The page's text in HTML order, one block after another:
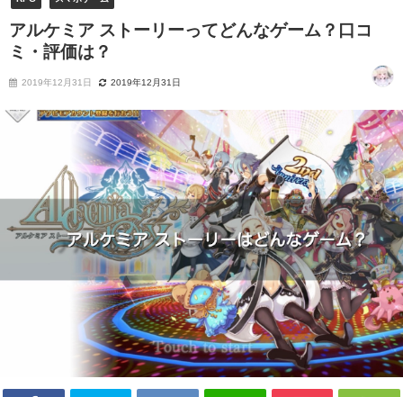
アルケミア ストーリーってどんなゲーム？口コ
ミ・評価は？
2019年12月31日 2019年12月31日